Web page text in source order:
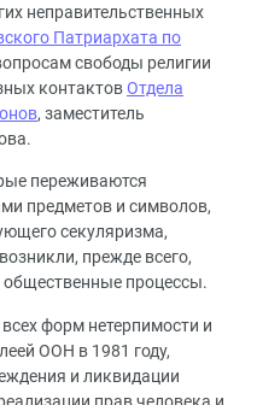
неправительственных
Патриархата по
свободы религии
контактовОтдела
, заместитель
переживаются
предметов и символов,
секуляризма,
прежде всего,
общественные процессы.
форм нетерпимости и
ООН в 1981 году,
и ликвидации